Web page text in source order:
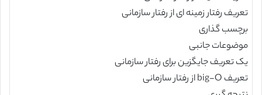
تعریف رفتار زمینه ای از رفتار سازمانی
برچسب گذاری
موضوعات جانبی
یک تعریف جایگزین برای رفتار سازمانی
تعریف big-O از رفتار سازمانی